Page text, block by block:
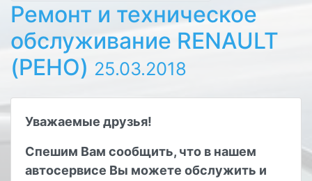
Ремонт и техническое
обслуживание RENAULT
(РЕНО) 25.03.2018
Уважаемые друзья!
Спешим Вам сообщить, что в нашем
автосервисе Вы можете обслужить и